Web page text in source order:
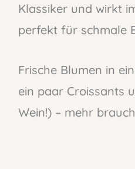
Klassiker und wirkt
perfekt für schmale
Frische Blumen in
ein paar Croissants
Wein!) – mehr